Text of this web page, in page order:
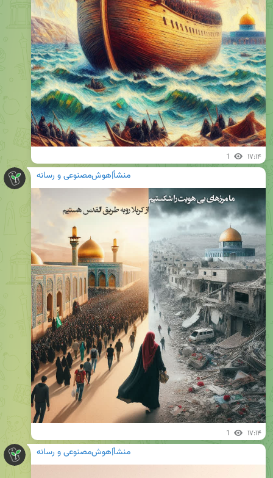
1 ۱۷:۱۴
منشأ|هوش‌مصنوعی و رسانه
1 ۱۷:۱۴
منشأ|هوش‌مصنوعی و رسانه